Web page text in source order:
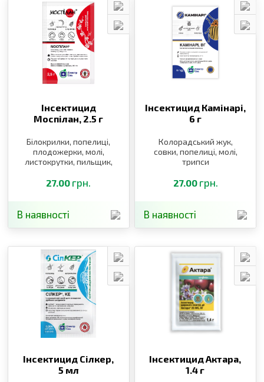
Інсектицид
Моспілан, 2.5 г
Білокрилки, попелиці,
плодожерки, молі,
листокрутки, пильщик,
трипси, п’явиці,
довгоносики, саранові
27.00 грн.
В наявності
Інсектицид Камінарі,
6 г
Колорадський жук,
совки, попелиці, молі,
трипси
27.00 грн.
В наявності
Інсектицид Сілкер,
5 мл
Інсектицид Актара,
1.4 г